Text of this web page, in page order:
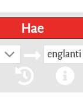
Hae
englanti